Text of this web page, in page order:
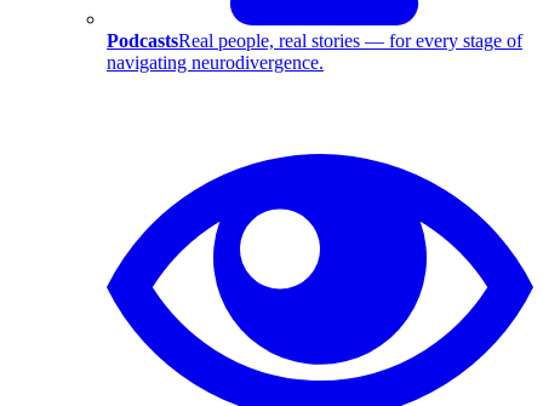
PodcastsReal people, real stories — for every stage of
navigating neurodivergence.